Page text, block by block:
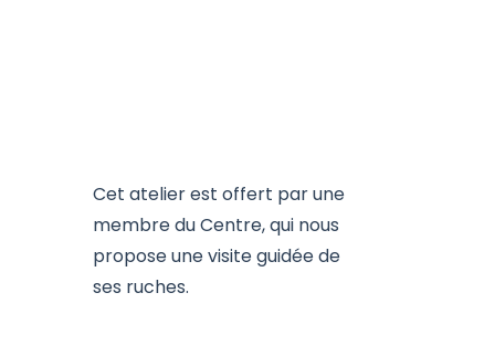
Cet atelier est offert par une
membre du Centre, qui nous
propose une visite guidée de
ses ruches.